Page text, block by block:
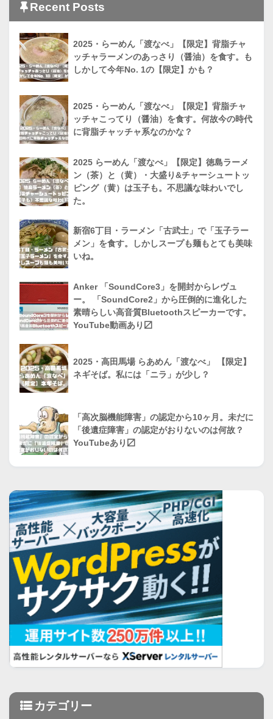
Recent Posts
2025・らーめん「渡なべ」【限定】背脂チャ
ッチャラーメンのあっさり（醤油）を食す。も
しかして今年No. 1の【限定】かも？
2025・らーめん「渡なべ」【限定】背脂チャ
ッチャこってり（醤油）を食す。何故今の時代
に背脂チャッチャ系なのかな？
2025 らーめん「渡なべ」【限定】徳島ラーメ
ン（茶）と（黄）・大盛り&チャーシュートッ
ピング（黄）は玉子も。不思議な味わいでし
た。
新宿6丁目・ラーメン「古武士」で「玉子ラー
メン」を食す。しかしスープも麺もとても美味
いね。
Anker 「SoundCore3」を開封からレヴュ
ー。 「SoundCore2」から圧倒的に進化した
素晴らしい高音質Bluetoothスピーカーです。
YouTube動画あり〼
2025・高田馬場 らあめん「渡なべ」 【限定】
ネギそば。私には「ニラ」が少し？
「高次脳機能障害」の認定から10ヶ月。未だに
「後遺症障害」の認定がおりないのは何故？
YouTubeあり〼
カテゴリー